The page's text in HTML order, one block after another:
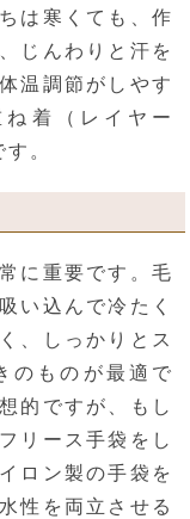
は寒くても、作
じんわりと汗を
温調節がしやす
着（レイヤー
。
に重要です。毛
い込んで冷たく
、しっかりとス
のものが最適で
的ですが、もし
リース手袋をし
ロン製の手袋を
性を両立させる